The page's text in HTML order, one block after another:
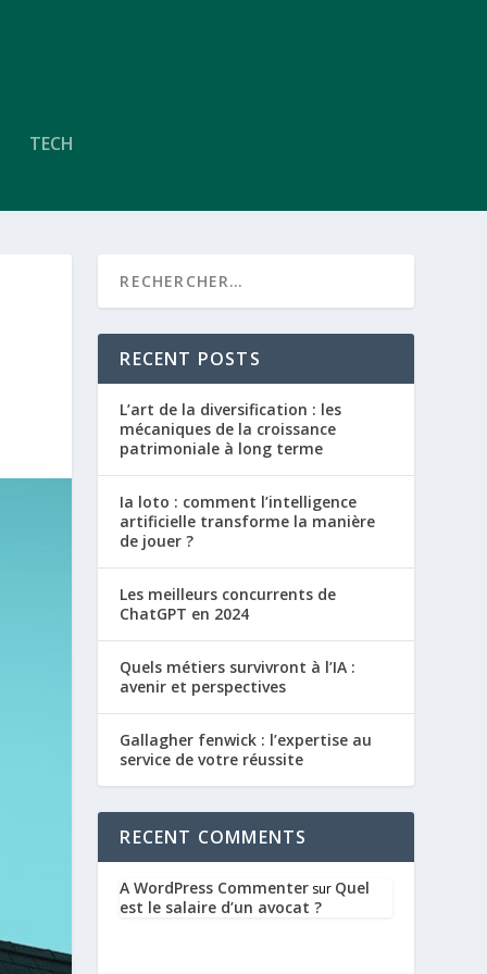
TECH
RECENT POSTS
L’art de la diversification : les
mécaniques de la croissance
patrimoniale à long terme
Ia loto : comment l’intelligence
artificielle transforme la manière
de jouer ?
Les meilleurs concurrents de
ChatGPT en 2024
Quels métiers survivront à l’IA :
avenir et perspectives
Gallagher fenwick : l’expertise au
service de votre réussite
RECENT COMMENTS
A WordPress Commenter sur Quel
est le salaire d’un avocat ?